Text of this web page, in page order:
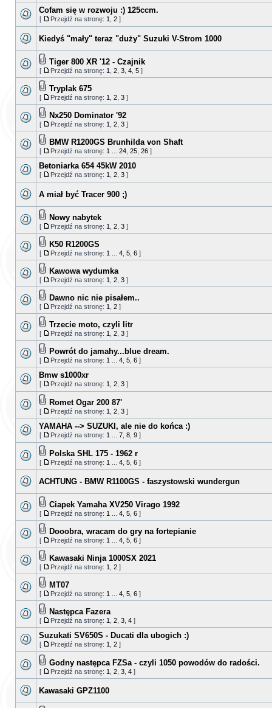
Cofam się w rozwoju :) 125ccm.
[ Przejdź na stronę: 1 2 ]
Kiedyś "mały" teraz "duży" Suzuki V-Strom 1000
Tiger 800 XR '12 - Czajnik
[ Przejdź na stronę: 1 2 3 4 5 ]
Tryplak 675
[ Przejdź na stronę: 1 2 3 ]
Nx250 Dominator '92
[ Przejdź na stronę: 1 2 3 ]
BMW R1200GS Brunhilda von Shaft
[ Przejdź na stronę: 1 24 25 26 ]
Betoniarka 654 45kW 2010
[ Przejdź na stronę: 1 2 3 ]
A miał być Tracer 900 ;)
Nowy nabytek
[ Przejdź na stronę: 1 2 3 ]
K50 R1200GS
[ Przejdź na stronę: 1 4 5 6 ]
Kawowa wydumka
[ Przejdź na stronę: 1 2 3 ]
Dawno nic nie pisałem..
[ Przejdź na stronę: 1 2 ]
Trzecie moto, czyli litr
[ Przejdź na stronę: 1 2 3 ]
Powrót do jamahy...blue dream.
[ Przejdź na stronę: 1 4 5 6 ]
Bmw s1000xr
[ Przejdź na stronę: 1 2 3 ]
Romet Ogar 200 87'
[ Przejdź na stronę: 1 2 3 ]
YAMAHA --> SUZUKI, ale nie do końca :)
[ Przejdź na stronę: 1 7 8 9 ]
Polska SHL 175 - 1962 r
[ Przejdź na stronę: 1 4 5 6 ]
ACHTUNG - BMW R1100GS - faszystowski wundergun
Ciapek Yamaha XV250 Virago 1992
[ Przejdź na stronę: 1 4 5 6 ]
Dooobra, wracam do gry na fortepianie
[ Przejdź na stronę: 1 4 5 6 ]
Kawasaki Ninja 1000SX 2021
[ Przejdź na stronę: 1 2 ]
MT07
[ Przejdź na stronę: 1 4 5 6 ]
Następca Fazera
[ Przejdź na stronę: 1 2 3 4 ]
Suzukati SV650S - Ducati dla ubogich :)
[ Przejdź na stronę: 1 2 ]
Godny następca FZSa - czyli 1050 powodów do radości.
[ Przejdź na stronę: 1 2 3 4 ]
Kawasaki GPZ1100